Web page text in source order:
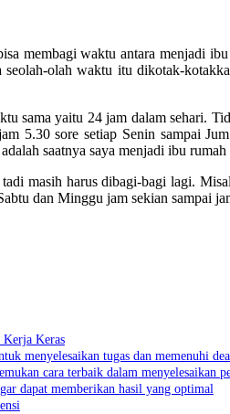
membagi waktu antara menjadi
seolah-olah waktu itu dikotak-
sama yaitu 24 jam dalam sehari.
5.30 sore setiap Senin sampai
saatnya saya menjadi ibu rumah
masih harus dibagi-bagi lagi.
dan Minggu jam sekian sampai
Kerja Keras
menyelesaikan tugas dan memenuhi
cara terbaik dalam menyelesaikan
dapat memberikan hasil yang optimal